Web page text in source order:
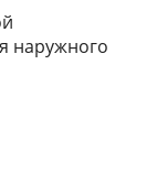
наружного